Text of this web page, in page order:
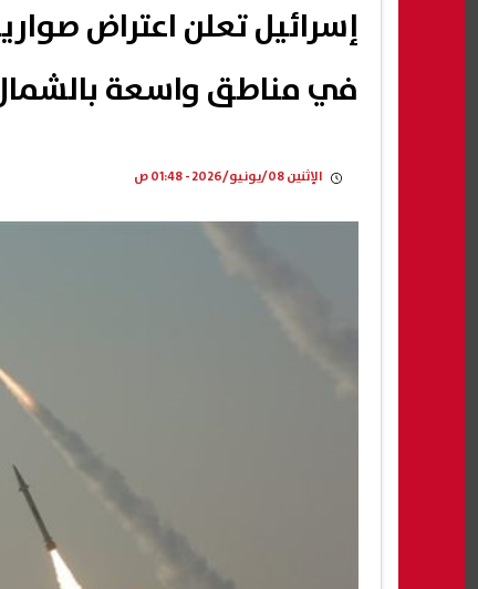
إسرائيل تعلن اعتراض
في مناطق واسعة
الإثنين 08/يونيو/2026 - 01:48 ص